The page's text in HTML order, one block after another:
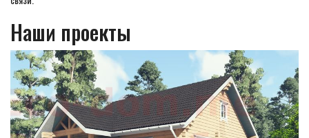
Наши проекты